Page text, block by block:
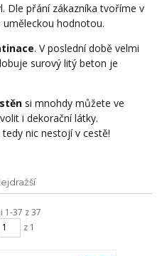
Dle přání zákazníka tvoříme v
hodnotou.
. V poslední době velmi
surový litý beton je
si mnohdy můžete ve
i dekorační látky.
nic nestojí v cestě!
1-37 z 37
z 1